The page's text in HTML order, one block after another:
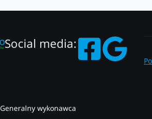
Social media:
Generalny wykonawca